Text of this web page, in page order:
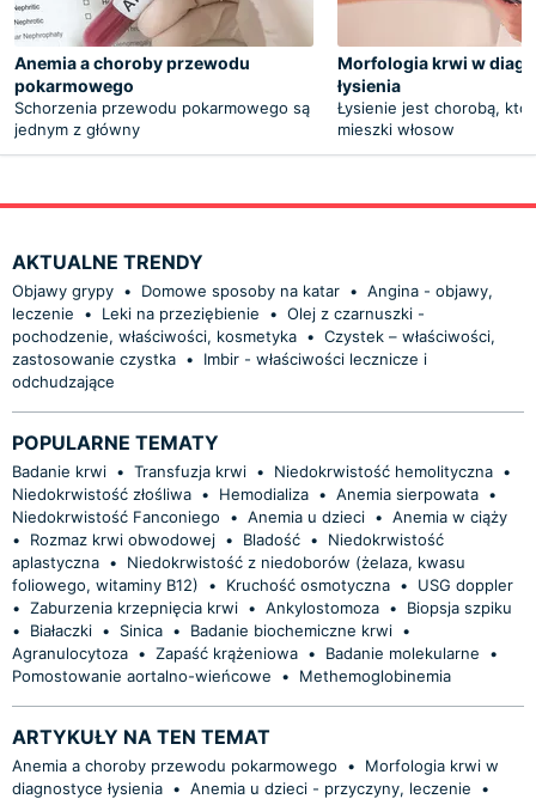
Anemia a choroby przewodu
pokarmowego
Schorzenia przewodu pokarmowego są
jednym z główny
Morfologia krwi w
łysienia
Łysienie jest chorobą,
mieszki włosow
AKTUALNE TRENDY
Objawy grypy • Domowe sposoby na katar • Angina - objawy,
leczenie
• Leki na przeziębienie • Olej z czarnuszki -
pochodzenie, właściwości, kosmetyka • Czystek – właściwości,
zastosowanie czystka •
Imbir - właściwości lecznicze i
odchudzające
POPULARNE TEMATY
Badanie krwi • Transfuzja krwi • Niedokrwistość hemolityczna •
Niedokrwistość złośliwa • Hemodializa • Anemia sierpowata •
Niedokrwistość Fanconiego
• Anemia u dzieci • Anemia w ciąży
•
Rozmaz krwi obwodowej • Bladość •
Niedokrwistość
aplastyczna •
Niedokrwistość z niedoborów (żelaza, kwasu
foliowego, witaminy B12)
• Kruchość osmotyczna •
USG doppler
• Zaburzenia krzepnięcia krwi • Ankylostomoza •
Biopsja szpiku
•
Białaczki • Sinica • Badanie biochemiczne krwi •
Agranulocytoza • Zapaść krążeniowa • Badanie molekularne
•
Pomostowanie aortalno-wieńcowe
• Methemoglobinemia
ARTYKUŁY NA TEN TEMAT
Anemia a choroby przewodu pokarmowego •
Morfologia krwi w
diagnostyce łysienia • Anemia u dzieci - przyczyny, leczenie
•